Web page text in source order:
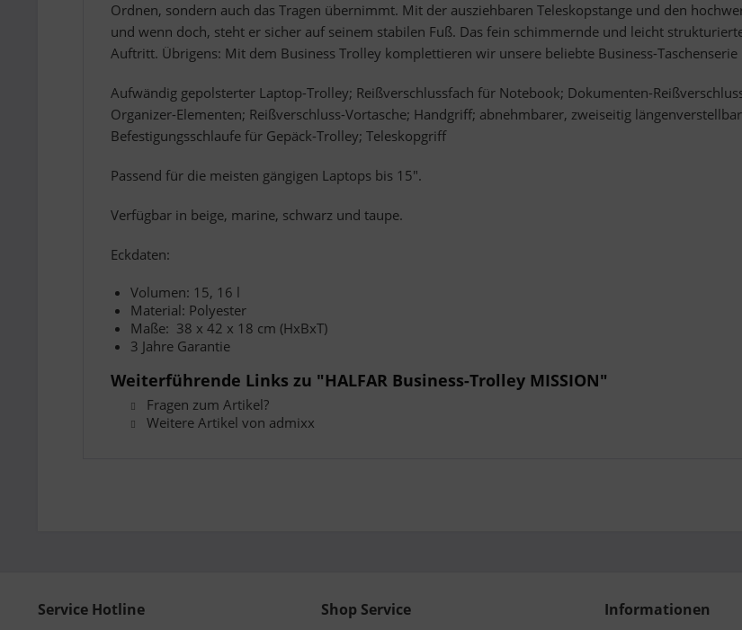
Ordnen, sondern auch das Tragen übernimmt. Mit der ausziehbaren Teleskopstange und den
und wenn doch, steht er sicher auf seinem stabilen Fuß. Das fein schimmernde und leicht
Auftritt. Übrigens: Mit dem Business Trolley komplettieren wir unsere beliebte Business-Taschenserie
Aufwändig gepolsterter Laptop-Trolley; Reißverschlussfach für Notebook; Dokumenten-
Organizer-Elementen; Reißverschluss-Vortasche; Handgriff; abnehmbarer, zweiseitig
Befestigungsschlaufe für Gepäck-Trolley; Teleskopgriff
Passend für die meisten gängigen Laptops bis 15".
Verfügbar in beige, marine, schwarz und taupe.
Eckdaten:
Volumen: 15, 16 l
Material: Polyester
Maße: 38 x 42 x 18 cm (HxBxT)
3 Jahre Garantie
Weiterführende Links zu "HALFAR Business-Trolley MISSION"
Fragen zum Artikel?
Weitere Artikel von admixx
Service Hotline Shop Service Informationen